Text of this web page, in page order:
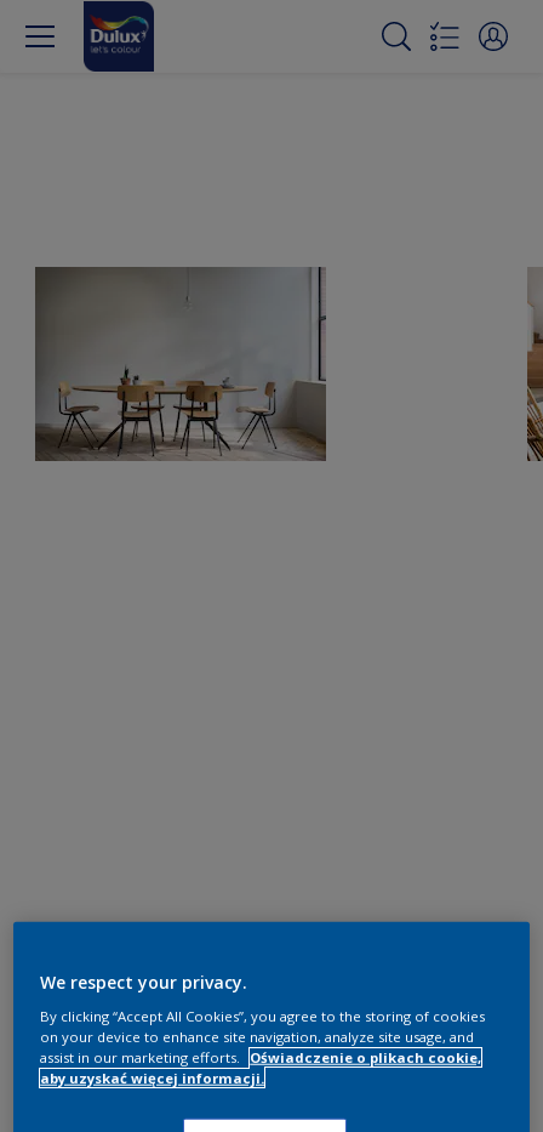
We respect your privacy.
By clicking “Accept All Cookies”, you agree to the storing of cookies
on your device to enhance site navigation, analyze site usage, and
assist in our marketing efforts.
Oświadczenie o plikach cookie,
aby uzyskać więcej informacji.